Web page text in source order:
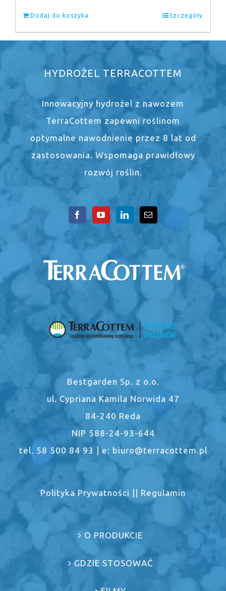
Dodaj do koszyka Szczegóły
HYDROŻEL TERRACOTTEM
Innowacyjny hydrożel z nawozem
TerraCottem zapewni roślinom
optymalne nawodnienie przez 8 lat od
zastosowania. Wspomaga prawidłowy
rozwój roślin.
Bestgarden Sp. z o.o.
ul. Cypriana Kamila Norwida 47
84-240 Reda
NIP 588-24-93-644
tel. 58 500 84 93 | e: biuro@terracottem.pl
Polityka Prywatności || Regulamin
O PRODUKCIE
GDZIE STOSOWAĆ